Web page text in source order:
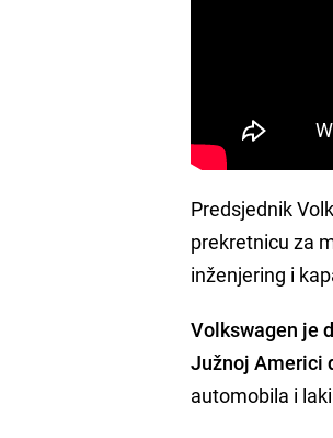
Predsjednik
prekretnicu za
inženjering i
Volkswagen je
Južnoj Americi
automobila i